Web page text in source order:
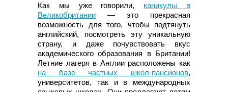
Как мы уже говорили, каникулы в
Великобритании — это прекрасная
возможность для того, чтобы подтянуть
английский, посмотреть эту уникальную
страну, и даже почувствовать вкус
академического образования в Британии!
Летние лагеря в Англии расположены как
на базе частных школ-пансионов,
университетов, так и в международных